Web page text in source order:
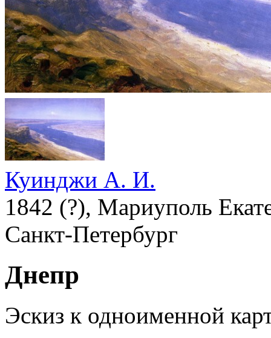
Куинджи А. И.
1842 (?), Мариуполь
Санкт-Петербург
Днепр
Эскиз к одноименной